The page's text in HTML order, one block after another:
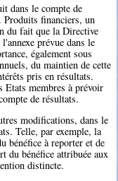
dans le compte de
Produits financiers, un
du fait que la Directive
prévue dans le
également sous
du maintien de cette
pris en résultats.
membres à prévoir
de résultats.
modifications, dans le
Telle, par exemple, la
bénéfice à reporter et de
du bénéfice attribuée aux
distincte.